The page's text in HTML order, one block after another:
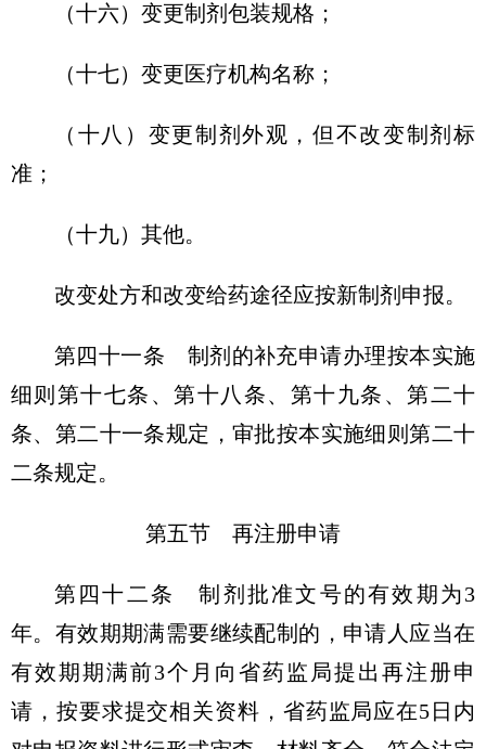
（十六）变更制剂包装规格；
（十七）变更医疗机构名称；
（十八）变更制剂外观，但不改变制剂标
准；
（十九）其他。
改变处方和改变给药途径应按新制剂申报。
第四十一条 制剂的补充申请办理按本实施
细则第十七条、第十八条、第十九条、第二十
条、第二十一条规定，审批按本实施细则第二十
二条规定。
第五节 再注册申请
第四十二条 制剂批准文号的有效期为3
年。有效期期满需要继续配制的，申请人应当在
有效期期满前3个月向省药监局提出再注册申
请，按要求提交相关资料，省药监局应在5日内